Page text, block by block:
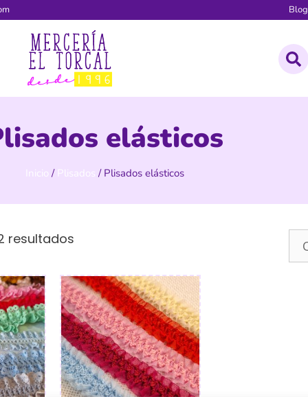
Blog
elásticos
Inicio / Plisados / Plisados elásticos
resultados